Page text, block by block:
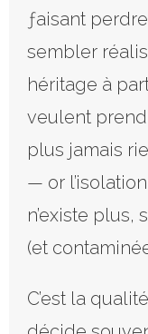
ƒaisant
sembler
héritage à
veulent
plus jamais
— or
n’existe
(et
C’est la